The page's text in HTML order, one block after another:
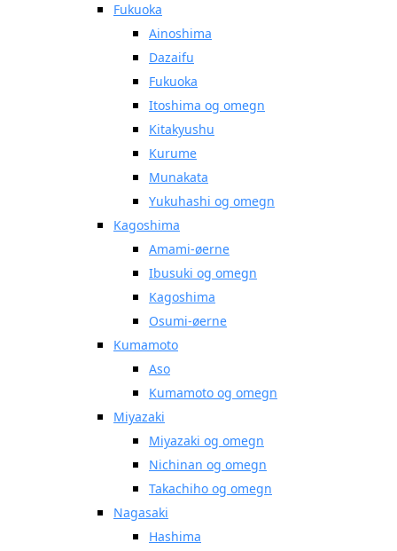
Fukuoka
Ainoshima
Dazaifu
Fukuoka
Itoshima og omegn
Kitakyushu
Kurume
Munakata
Yukuhashi og omegn
Kagoshima
Amami-øerne
Ibusuki og omegn
Kagoshima
Osumi-øerne
Kumamoto
Aso
Kumamoto og omegn
Miyazaki
Miyazaki og omegn
Nichinan og omegn
Takachiho og omegn
Nagasaki
Hashima